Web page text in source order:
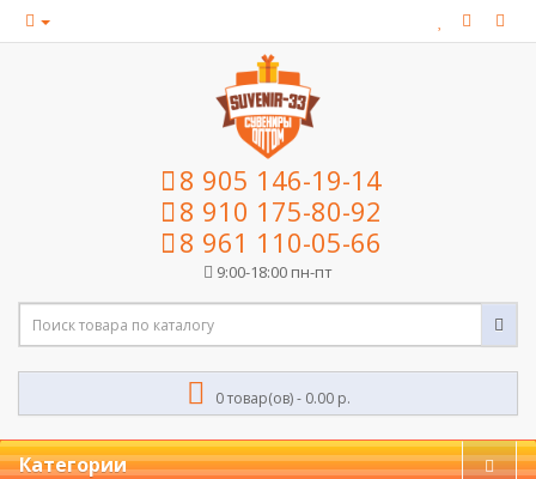
8 905 146-19-14
8 910 175-80-92
8 961 110-05-66
9:00-18:00 пн-пт
0 товар(ов) - 0.00 р.
Категории